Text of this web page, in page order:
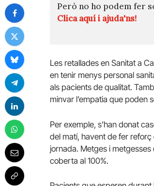
Però no ho podem fer
Clica aquí i ajuda'ns!
Les retallades en Sanitat a
en tenir menys personal
als pacients de qualitat.
minvar l’empatia que poden
Per exemple, s’han donat
del matí, havent de fer reforç
jornada. Metges i
coberta al 100%.